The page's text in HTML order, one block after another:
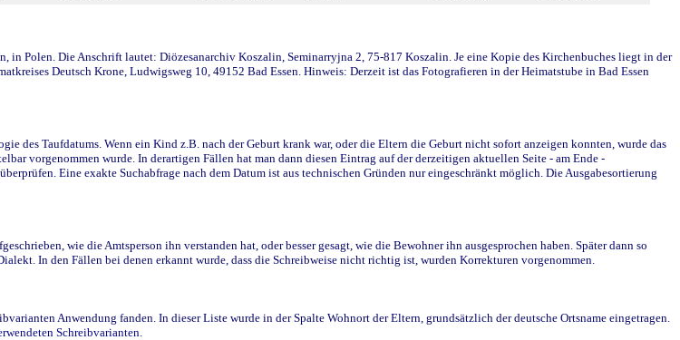
Polen. Die Anschrift lautet: Diözesanarchiv Koszalin, Seminarryjna 2, 75-817 Koszalin. Je eine Kopie des Kirchenbuches liegt in der
Deutsch Krone, Ludwigsweg 10, 49152 Bad Essen. Hinweis: Derzeit ist das Fotografieren in der Heimatstube in Bad Essen
des Taufdatums. Wenn ein Kind z.B. nach der Geburt krank war, oder die Eltern die Geburt nicht sofort anzeigen konnten, wurde das
vorgenommen wurde. In derartigen Fällen hat man dann diesen Eintrag auf der derzeitigen aktuellen Seite - am Ende -
Eine exakte Suchabfrage nach dem Datum ist aus technischen Gründen nur eingeschränkt möglich. Die Ausgabesortierung
wie die Amtsperson ihn verstanden hat, oder besser gesagt, wie die Bewohner ihn ausgesprochen haben. Später dann so
In den Fällen bei denen erkannt wurde, dass die Schreibweise nicht richtig ist, wurden Korrekturen vorgenommen.
Anwendung fanden. In dieser Liste wurde in der Spalte Wohnort der Eltern, grundsätzlich der deutsche Ortsname eingetragen.
Schreibvarianten.